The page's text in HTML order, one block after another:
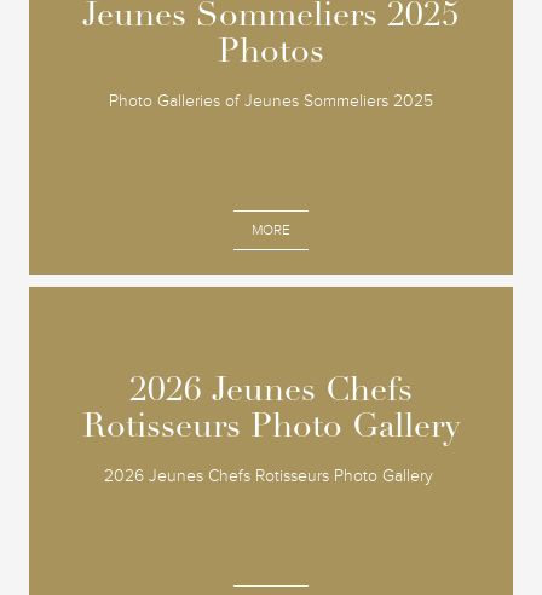
Jeunes Sommeliers 2025
Photos
Photo Galleries of Jeunes Sommeliers 2025
MORE
Jeunes Sommeliers 2025
Photos
2026 Jeunes Chefs
Rotisseurs Photo Gallery
2026 Jeunes Chefs Rotisseurs Photo Gallery
2026 Jeunes Chefs
Rotisseurs Photo Gallery